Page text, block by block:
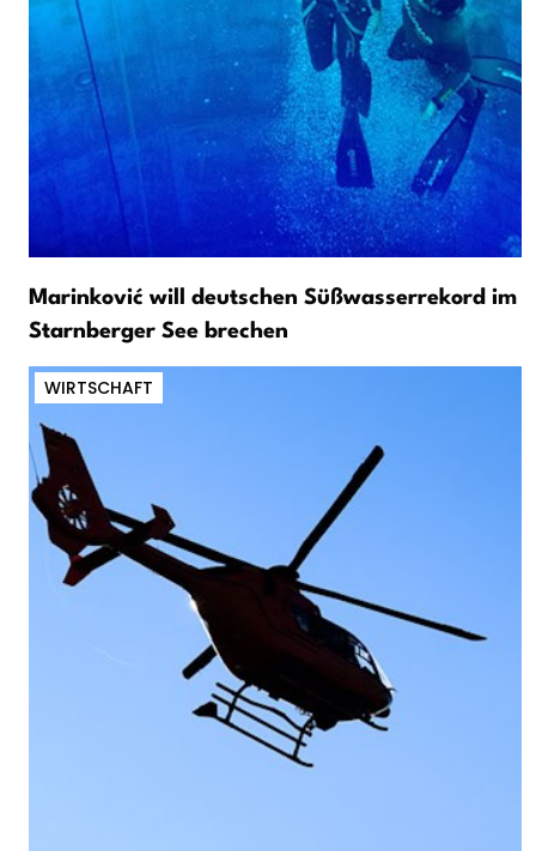
Marinković will deutschen Süßwasserrekord im
Starnberger See brechen
WIRTSCHAFT